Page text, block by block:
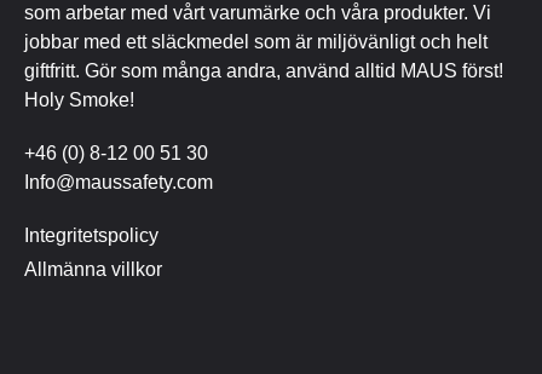
som arbetar med vårt varumärke och våra produkter. Vi
jobbar med ett släckmedel som är miljövänligt och helt
giftfritt. Gör som många andra, använd alltid MAUS först!
Holy Smoke!
+46 (0) 8-12 00 51 30
Info@maussafety.com
Integritetspolicy
Allmänna villkor